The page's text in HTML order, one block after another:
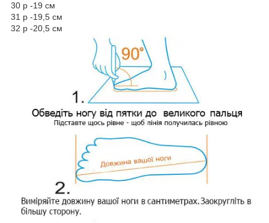
30 р -19 см
31 р -19,5 см
32 р -20,5 см